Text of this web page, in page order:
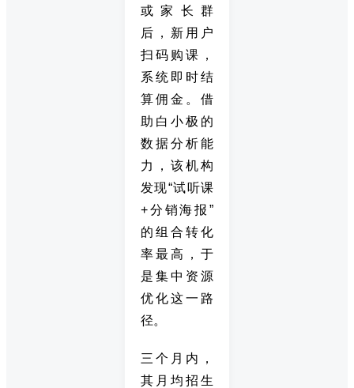
或家长群
后，新用户
扫码购课，
系统即时结
算佣金。借
助白小极的
数据分析能
力，该机构
发现“试听课
+分销海报”
的组合转化
率最高，于
是集中资源
优化这一路
径。
三个月内，
其月均招生